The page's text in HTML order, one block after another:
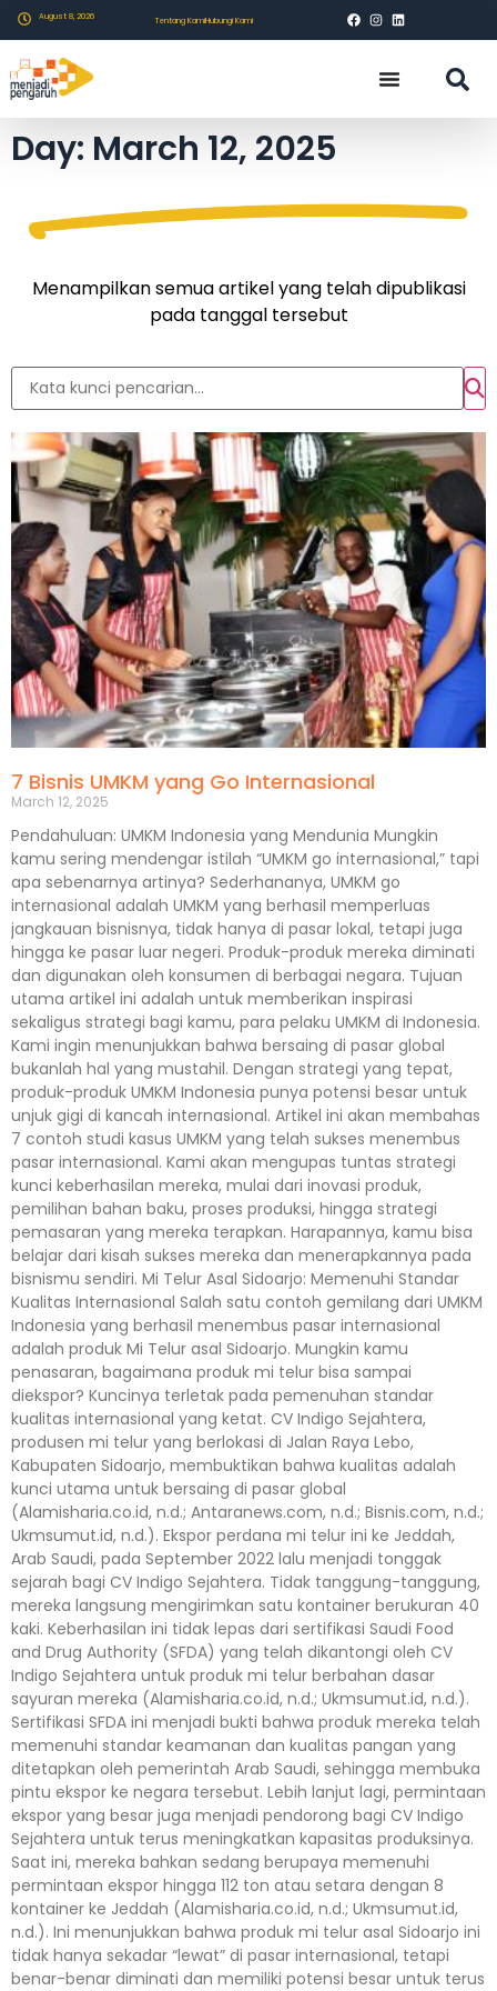
August 8, 2026 Tentang KamiHubungi Kami
Day: March 12, 2025
Menampilkan semua artikel yang telah dipublikasi
pada tanggal tersebut
7 Bisnis UMKM yang Go Internasional
March 12, 2025
Pendahuluan: UMKM Indonesia yang Mendunia Mungkin
kamu sering mendengar istilah “UMKM go internasional,” tapi
apa sebenarnya artinya? Sederhananya, UMKM go
internasional adalah UMKM yang berhasil memperluas
jangkauan bisnisnya, tidak hanya di pasar lokal, tetapi juga
hingga ke pasar luar negeri. Produk-produk mereka diminati
dan digunakan oleh konsumen di berbagai negara. Tujuan
utama artikel ini adalah untuk memberikan inspirasi
sekaligus strategi bagi kamu, para pelaku UMKM di Indonesia.
Kami ingin menunjukkan bahwa bersaing di pasar global
bukanlah hal yang mustahil. Dengan strategi yang tepat,
produk-produk UMKM Indonesia punya potensi besar untuk
unjuk gigi di kancah internasional. Artikel ini akan membahas
7 contoh studi kasus UMKM yang telah sukses menembus
pasar internasional. Kami akan mengupas tuntas strategi
kunci keberhasilan mereka, mulai dari inovasi produk,
pemilihan bahan baku, proses produksi, hingga strategi
pemasaran yang mereka terapkan. Harapannya, kamu bisa
belajar dari kisah sukses mereka dan menerapkannya pada
bisnismu sendiri. Mi Telur Asal Sidoarjo: Memenuhi Standar
Kualitas Internasional Salah satu contoh gemilang dari UMKM
Indonesia yang berhasil menembus pasar internasional
adalah produk Mi Telur asal Sidoarjo. Mungkin kamu
penasaran, bagaimana produk mi telur bisa sampai
diekspor? Kuncinya terletak pada pemenuhan standar
kualitas internasional yang ketat. CV Indigo Sejahtera,
produsen mi telur yang berlokasi di Jalan Raya Lebo,
Kabupaten Sidoarjo, membuktikan bahwa kualitas adalah
kunci utama untuk bersaing di pasar global
(Alamisharia.co.id, n.d.; Antaranews.com, n.d.; Bisnis.com, n.d.;
Ukmsumut.id, n.d.). Ekspor perdana mi telur ini ke Jeddah,
Arab Saudi, pada September 2022 lalu menjadi tonggak
sejarah bagi CV Indigo Sejahtera. Tidak tanggung-tanggung,
mereka langsung mengirimkan satu kontainer berukuran 40
kaki. Keberhasilan ini tidak lepas dari sertifikasi Saudi Food
and Drug Authority (SFDA) yang telah dikantongi oleh CV
Indigo Sejahtera untuk produk mi telur berbahan dasar
sayuran mereka (Alamisharia.co.id, n.d.; Ukmsumut.id, n.d.).
Sertifikasi SFDA ini menjadi bukti bahwa produk mereka telah
memenuhi standar keamanan dan kualitas pangan yang
ditetapkan oleh pemerintah Arab Saudi, sehingga membuka
pintu ekspor ke negara tersebut. Lebih lanjut lagi, permintaan
ekspor yang besar juga menjadi pendorong bagi CV Indigo
Sejahtera untuk terus meningkatkan kapasitas produksinya.
Saat ini, mereka bahkan sedang berupaya memenuhi
permintaan ekspor hingga 112 ton atau setara dengan 8
kontainer ke Jeddah (Alamisharia.co.id, n.d.; Ukmsumut.id,
n.d.). Ini menunjukkan bahwa produk mi telur asal Sidoarjo ini
tidak hanya sekadar “lewat” di pasar internasional, tetapi
benar-benar diminati dan memiliki potensi besar untuk terus